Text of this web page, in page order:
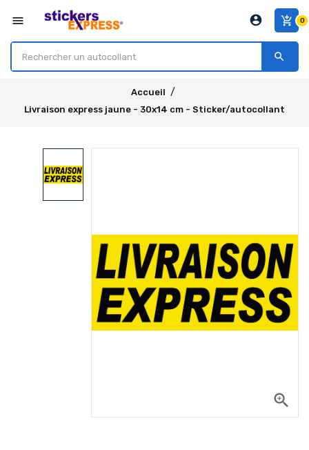
menu add_shopping_cart 0
account_circle
search
Accueil
Livraison express jaune - 30x14 cm - Sticker/autocollant
zoom_in